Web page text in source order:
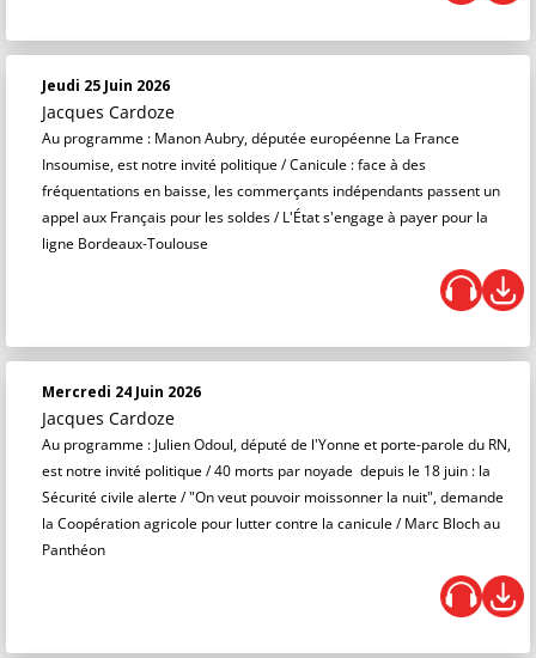
Jeudi 25 Juin 2026
Jacques Cardoze
Au programme : Manon Aubry, députée européenne La France
Insoumise, est notre invité politique / Canicule : face à des
fréquentations en baisse, les commerçants indépendants passent un
appel aux Français pour les soldes / L'État s'engage à payer pour la
ligne Bordeaux-Toulouse
Mercredi 24 Juin 2026
Jacques Cardoze
Au programme : Julien Odoul, député de l'Yonne et porte-parole du RN,
est notre invité politique / 40 morts par noyade depuis le 18 juin : la
Sécurité civile alerte / "On veut pouvoir moissonner la nuit", demande
la Coopération agricole pour lutter contre la canicule / Marc Bloch au
Panthéon